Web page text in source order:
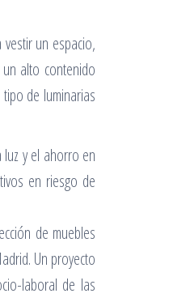
un espacio,
alto contenido
de luminarias
y el ahorro en
en riesgo de
de muebles
Un proyecto
laboral de las